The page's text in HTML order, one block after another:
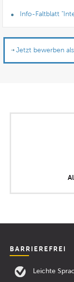
Info-Faltblatt
Jetzt bewerben
BARRIEREFREI
Leichte